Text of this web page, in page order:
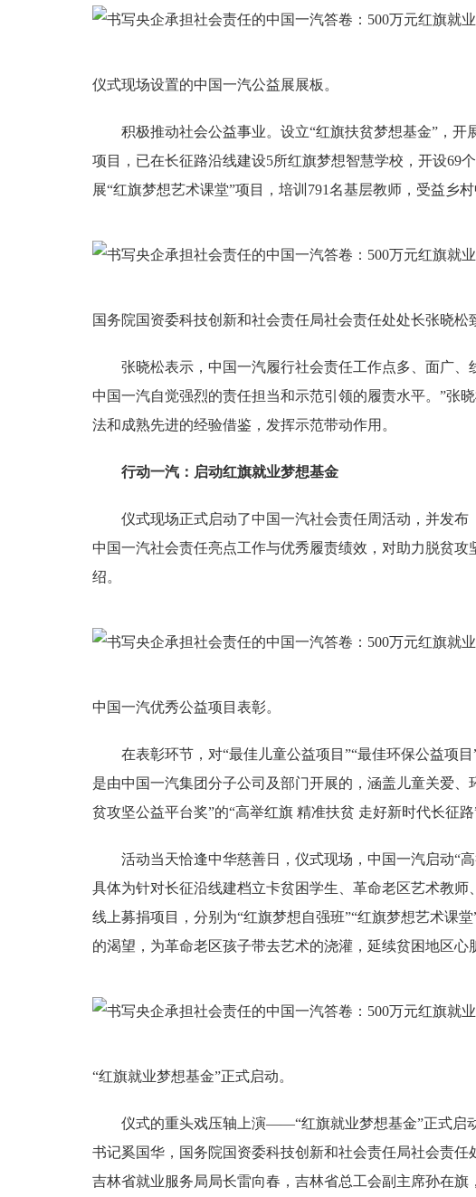
仪式现场设置的中国一汽公益展展板。
积极推动社会公益事业。设立“红旗扶贫梦想基金”，开
项目，已在长征路沿线建设5所红旗梦想智慧学校，开设69
展“红旗梦想艺术课堂”项目，培训791名基层教师，受益乡村
国务院国资委科技创新和社会责任局社会责任处处长张晓松
张晓松表示，中国一汽履行社会责任工作点多、面广、
中国一汽自觉强烈的责任担当和示范引领的履责水平。”张
法和成熟先进的经验借鉴，发挥示范带动作用。
行动一汽：启动红旗就业梦想基金
仪式现场正式启动了中国一汽社会责任周活动，并发布
中国一汽社会责任亮点工作与优秀履责绩效，对助力脱贫
绍。
中国一汽优秀公益项目表彰。
在表彰环节，对“最佳儿童公益项目”“最佳环保公益项目
是由中国一汽集团分子公司及部门开展的，涵盖儿童关爱
贫攻坚公益平台奖”的“高举红旗 精准扶贫 走好新时代长征路
活动当天恰逢中华慈善日，仪式现场，中国一汽启动“高
具体为针对长征沿线建档立卡贫困学生、革命老区艺术教
线上募捐项目，分别为“红旗梦想自强班”“红旗梦想艺术课
的渴望，为革命老区孩子带去艺术的浇灌，延续贫困地区心
“红旗就业梦想基金”正式启动。
仪式的重头戏压轴上演——“红旗就业梦想基金”正式启动
书记奚国华，国务院国资委科技创新和社会责任局社会责
吉林省就业服务局局长雷向春，吉林省总工会副主席孙在